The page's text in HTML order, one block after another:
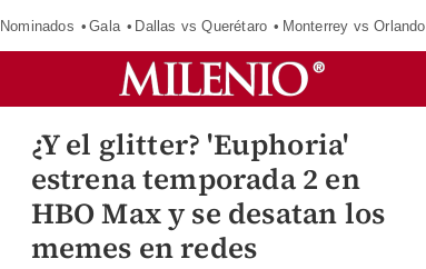
Nominados Gala Dallas vs Querétaro Monterrey vs Orlando
¿Y el glitter? 'Euphoria'
estrena temporada 2 en
HBO Max y se desatan los
memes en redes